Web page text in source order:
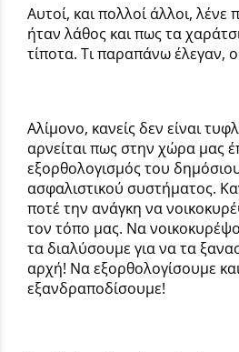
Αυτοί, και πολλοί άλλοι,
ήταν λάθος και πως τα
τίποτα. Τι παραπάνω έλεγαν,
Αλίμονο, κανείς δεν είναι
αρνείται πως στην χώρα μας
εξορθολογισμός του
ασφαλιστικού συστήματος.
ποτέ την ανάγκη να
τον τόπο μας. Να
τα διαλύσουμε για να τα
αρχή! Να εξορθολογίσουμε
εξανδραποδίσουμε!